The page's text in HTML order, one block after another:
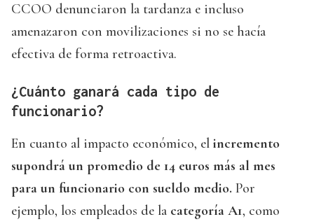
CCOO denunciaron la tardanza e incluso
amenazaron con movilizaciones si no se hacía
efectiva de forma retroactiva.
¿Cuánto ganará cada tipo de
funcionario?
En cuanto al impacto económico, el incremento
supondrá un promedio de 14 euros más al mes
para un funcionario con sueldo medio. Por
ejemplo, los empleados de la categoría A1, como